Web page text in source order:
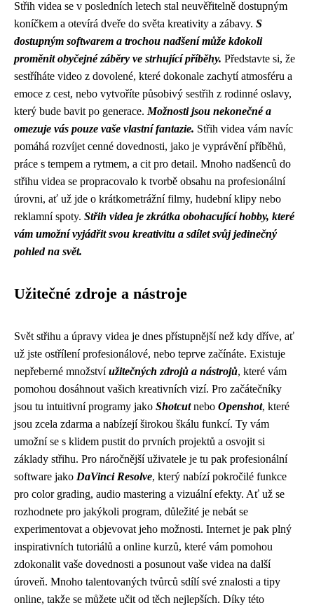
Střih videa se v posledních letech stal neuvěřitelně dostupným
koníčkem a otevírá dveře do světa kreativity a zábavy. S
dostupným softwarem a trochou nadšení může kdokoli
proměnit obyčejné záběry ve strhující příběhy. Představte si, že
sestříháte video z dovolené, které dokonale zachytí atmosféru a
emoce z cest, nebo vytvoříte působivý sestřih z rodinné oslavy,
který bude bavit po generace. Možnosti jsou nekonečné a
omezuje vás pouze vaše vlastní fantazie. Střih videa vám navíc
pomáhá rozvíjet cenné dovednosti, jako je vyprávění příběhů,
práce s tempem a rytmem, a cit pro detail. Mnoho nadšenců do
střihu videa se propracovalo k tvorbě obsahu na profesionální
úrovni, ať už jde o krátkometrážní filmy, hudební klipy nebo
reklamní spoty. Střih videa je zkrátka obohacující hobby, které
vám umožní vyjádřit svou kreativitu a sdílet svůj jedinečný
pohled na svět.
Užitečné zdroje a nástroje
Svět střihu a úpravy videa je dnes přístupnější než kdy dříve, ať
už jste ostřílení profesionálové, nebo teprve začínáte. Existuje
nepřeberné množstvíužitečných zdrojů a nástrojů, které vám
pomohou dosáhnout vašich kreativních vizí. Pro začátečníky
jsou tu intuitivní programy jako Shotcutnebo Openshot, které
jsou zcela zdarma a nabízejí širokou škálu funkcí. Ty vám
umožní se s klidem pustit do prvních projektů a osvojit si
základy střihu. Pro náročnější uživatele je tu pak profesionální
software jako DaVinci Resolve, který nabízí pokročilé funkce
pro color grading, audio mastering a vizuální efekty. Ať už se
rozhodnete pro jakýkoli program, důležité je nebát se
experimentovat a objevovat jeho možnosti. Internet je pak plný
inspirativních tutoriálů a online kurzů, které vám pomohou
zdokonalit vaše dovednosti a posunout vaše videa na další
úroveň. Mnoho talentovaných tvůrců sdílí své znalosti a tipy
online, takže se můžete učit od těch nejlepších. Díky této